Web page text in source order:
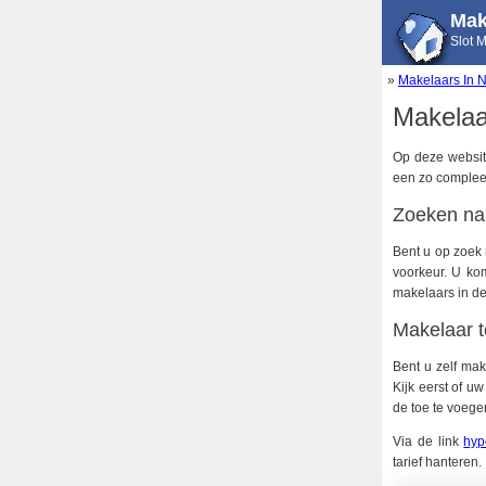
Slot
» Makelaars In
Op deze
een zo
Zoeken
Bent u op
voorkeur. U
makelaars in
Makelaar
Bent u zelf
Kijk eerst of
de toe te
Via de link
tarief hanteren.